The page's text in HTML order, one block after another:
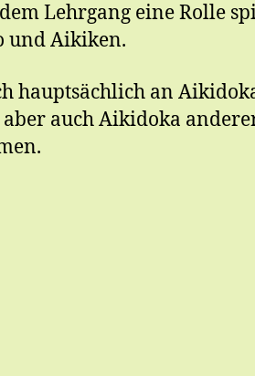
Lehrgang eine Rolle
und Aikiken.
hauptsächlich an
aber auch Aikidoka